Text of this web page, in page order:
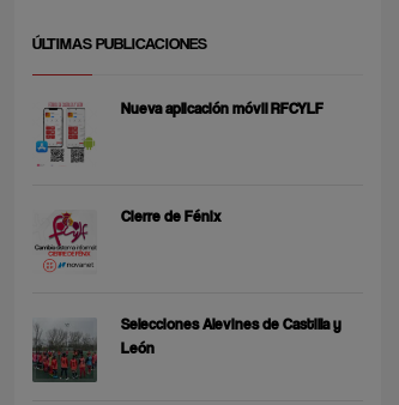
ÚLTIMAS PUBLICACIONES
Nueva aplicación móvil RFCYLF
Cierre de Fénix
Selecciones Alevines de Castilla y
León